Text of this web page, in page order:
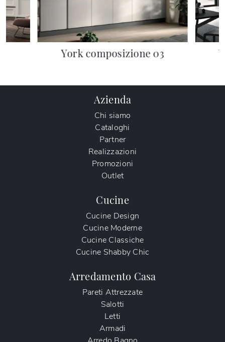
York composizione 03
Azienda
Chi siamo
Cataloghi
Partner
Realizzazioni
Promozioni
Outlet
Cucine
Cucine Design
Cucine Moderne
Cucine Classiche
Cucine Shabby Chic
Arredamento Casa
Pareti Attrezzate
Salotti
Letti
Armadi